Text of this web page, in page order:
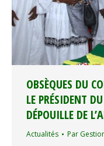
OBSÈQUES DU
LE PRÉSIDENT
DÉPOUILLE DE
Actualités Par